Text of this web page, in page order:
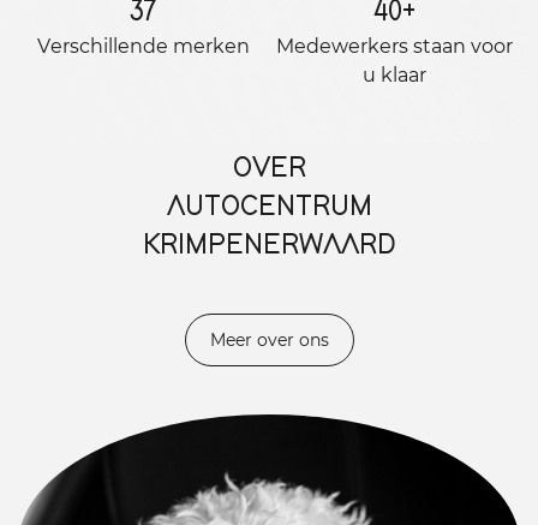
37
Verschillende merken
40+
Medewerkers staan ​​voor
u klaar
OVER
AUTOCENTRUM
KRIMPENERWAARD
Meer over ons